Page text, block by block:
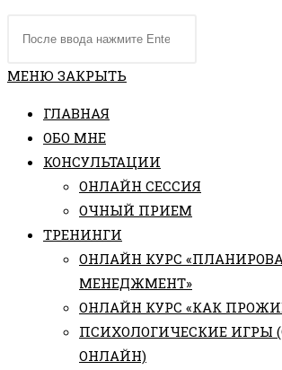
ПО
САЙТУ
сайте
МЕНЮ ЗАКРЫТЬ
ГЛАВНАЯ
ОБО МНЕ
КОНСУЛЬТАЦИИ
ОНЛАЙН СЕССИЯ
ОЧНЫЙ ПРИЕМ
ТРЕНИНГИ
ОНЛАЙН КУРС
МЕНЕДЖМЕНТ»
ОНЛАЙН КУРС «КАК
ПСИХОЛОГИЧЕСКИЕ ИГРЫ
ОНЛАЙН)